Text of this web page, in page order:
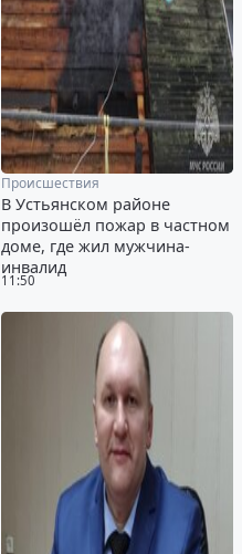
11:50
Происшествия
В Устьянском районе
произошёл пожар в частном
доме, где жил мужчина-
инвалид